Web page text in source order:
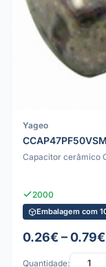
Yageo
Capacitor cerâmico
2000
Embalagem com
0.26€ – 0.79€
Quantidade: